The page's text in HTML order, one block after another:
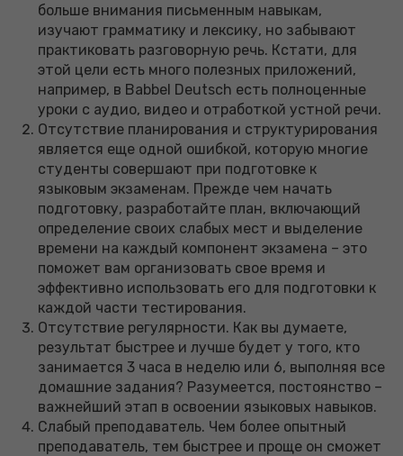
больше внимания письменным навыкам,
изучают грамматику и лексику, но забывают
практиковать разговорную речь. Кстати, для
этой цели есть много полезных приложений,
например, в Babbel Deutsch есть полноценные
уроки с аудио, видео и отработкой устной речи.
Отсутствие планирования и структурирования
является еще одной ошибкой, которую многие
студенты совершают при подготовке к
языковым экзаменам. Прежде чем начать
подготовку, разработайте план, включающий
определение своих слабых мест и выделение
времени на каждый компонент экзамена – это
поможет вам организовать свое время и
эффективно использовать его для подготовки к
каждой части тестирования.
Отсутствие регулярности. Как вы думаете,
результат быстрее и лучше будет у того, кто
занимается 3 часа в неделю или 6, выполняя все
домашние задания? Разумеется, постоянство –
важнейший этап в освоении языковых навыков.
Слабый преподаватель. Чем более опытный
преподаватель, тем быстрее и проще он сможет